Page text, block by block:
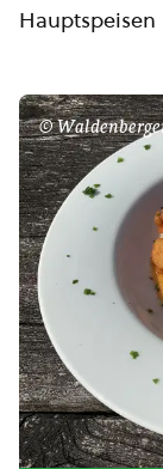
Hauptspeisen
©